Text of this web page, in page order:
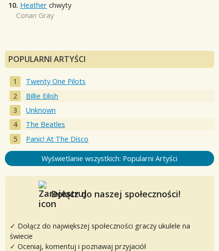
10. Heather chwyty
Conan Gray
POPULARNI ARTYŚCI
Twenty One Pilots
Billie Eilish
Unknown
The Beatles
Panic! At The Disco
Wyświetlanie wszystkich: Popularni Artyści
Dołącz do naszej społeczności!
✓ Dołącz do największej społeczności graczy ukulele na
świecie
✓ Oceniaj, komentuj i poznawaj przyjaciół